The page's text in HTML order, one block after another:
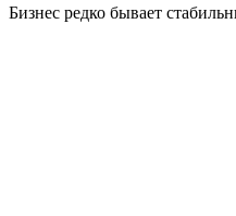
Бизнес редко бывает